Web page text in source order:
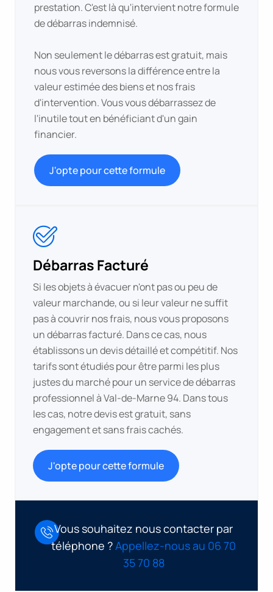
prestation. C'est là qu'intervient notre formule
de débarras indemnisé.
Non seulement le débarras est gratuit, mais
nous vous reversons la différence entre la
valeur estimée des biens et nos frais
d'intervention. Vous vous débarrassez de
l'inutile tout en bénéficiant d'un gain
financier.
J'opte pour cette formule
Débarras Facturé
Si les objets à évacuer n'ont pas ou peu de
valeur marchande, ou si leur valeur ne suffit
pas à couvrir nos frais, nous vous proposons
un débarras facturé. Dans ce cas, nous
établissons un devis détaillé et compétitif. Nos
tarifs sont étudiés pour être parmi les plus
justes du marché pour un service de débarras
professionnel à Val-de-Marne 94. Dans tous
les cas, notre devis est gratuit, sans
engagement et sans frais cachés.
J'opte pour cette formule
Vous souhaitez nous contacter par
téléphone ?Appellez-nous au 06 70
35 70 88